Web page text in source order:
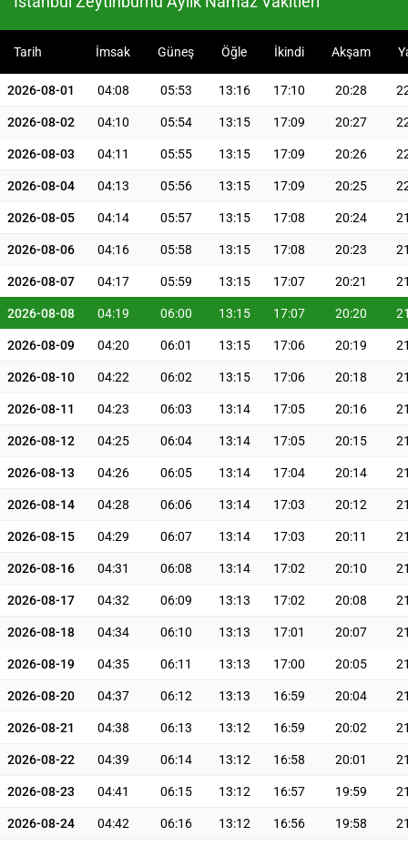
Tarih İmsak Güneş Öğle İkindi Akşam
2026-08-01 04:08 05:53 13:16 17:10 20:28
2026-08-02 04:10 05:54 13:15 17:09 20:27
2026-08-03 04:11 05:55 13:15 17:09 20:26
2026-08-04 04:13 05:56 13:15 17:09 20:25
2026-08-05 04:14 05:57 13:15 17:08 20:24
2026-08-06 04:16 05:58 13:15 17:08 20:23
2026-08-07 04:17 05:59 13:15 17:07 20:21
2026-08-08 04:19 06:00 13:15 17:07 20:20
2026-08-09 04:20 06:01 13:15 17:06 20:19
2026-08-10 04:22 06:02 13:15 17:06 20:18
2026-08-11 04:23 06:03 13:14 17:05 20:16
2026-08-12 04:25 06:04 13:14 17:05 20:15
2026-08-13 04:26 06:05 13:14 17:04 20:14
2026-08-14 04:28 06:06 13:14 17:03 20:12
2026-08-15 04:29 06:07 13:14 17:03 20:11
2026-08-16 04:31 06:08 13:14 17:02 20:10
2026-08-17 04:32 06:09 13:13 17:02 20:08
2026-08-18 04:34 06:10 13:13 17:01 20:07
2026-08-19 04:35 06:11 13:13 17:00 20:05
2026-08-20 04:37 06:12 13:13 16:59 20:04
2026-08-21 04:38 06:13 13:12 16:59 20:02
2026-08-22 04:39 06:14 13:12 16:58 20:01
2026-08-23 04:41 06:15 13:12 16:57 19:59
2026-08-24 04:42 06:16 13:12 16:56 19:58